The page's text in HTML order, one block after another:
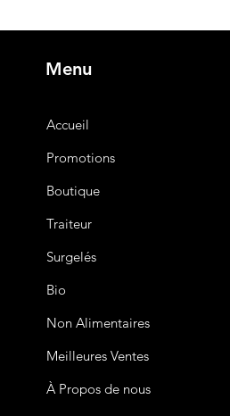
Menu
Accueil
Promotions
Boutique
Traiteur
Surgelés
Bio
Non Alimentaires
Meilleures Ventes
À Propos de nous